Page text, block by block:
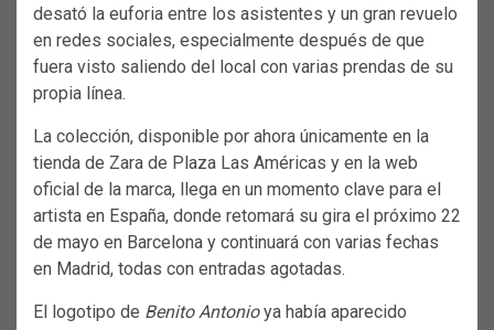
desató la euforia entre los asistentes y un gran revuelo
en redes sociales, especialmente después de que
fuera visto saliendo del local con varias prendas de su
propia línea.
La colección, disponible por ahora únicamente en la
tienda de Zara de Plaza Las Américas y en la web
oficial de la marca, llega en un momento clave para el
artista en España, donde retomará su gira el próximo 22
de mayo en Barcelona y continuará con varias fechas
en Madrid, todas con entradas agotadas.
El logotipo de Benito Antonioya había aparecido